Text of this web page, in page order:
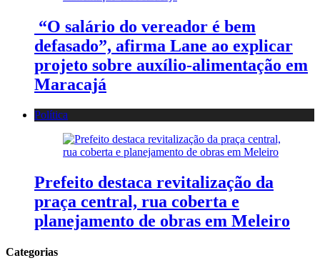
“O salário do vereador é bem
defasado”, afirma Lane ao explicar
projeto sobre auxílio-alimentação em
Maracajá
Política
Prefeito destaca revitalização da
praça central, rua coberta e
planejamento de obras em Meleiro
Categorias